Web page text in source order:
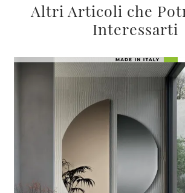
Altri Articoli che
Interessarti